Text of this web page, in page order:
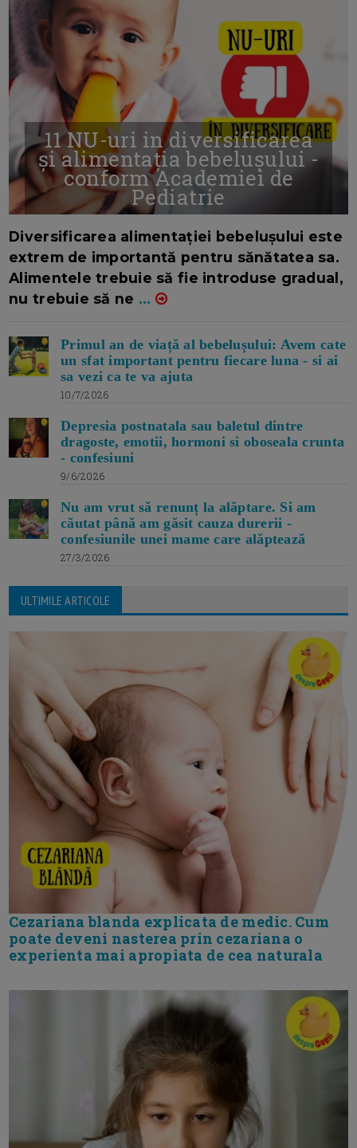
11 NU-uri in diversificarea
și alimentația bebelușului -
conform Academiei de
Pediatrie
Diversificarea alimentației bebelușului este
extrem de importantă pentru sănătatea sa.
Alimentele trebuie să fie introduse gradual,
nu trebuie să ne ...
Primul an de viață al bebelușului: Avem cate
un sfat important pentru fiecare luna - si ai
sa vezi ca te va ajuta
10/7/2026
Depresia postnatala sau baletul dintre
dragoste, emotii, hormoni si oboseala crunta
- confesiuni
9/6/2026
Nu am vrut să renunț la alăptare. Si am
căutat până am găsit cauza durerii -
confesiunile unei mame care alăptează
27/3/2026
ULTIMILE ARTICOLE
Cezariana blanda explicata de medic. Cum
poate deveni nasterea prin cezariana o
experienta mai apropiata de cea naturala